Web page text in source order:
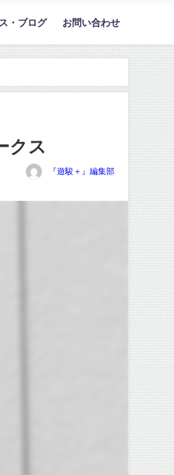
・ブログ お問い合わせ
クス
『遊駿＋』編集部